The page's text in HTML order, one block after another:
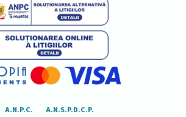
A.N.P.C. A.N.S.P.D.C.P.